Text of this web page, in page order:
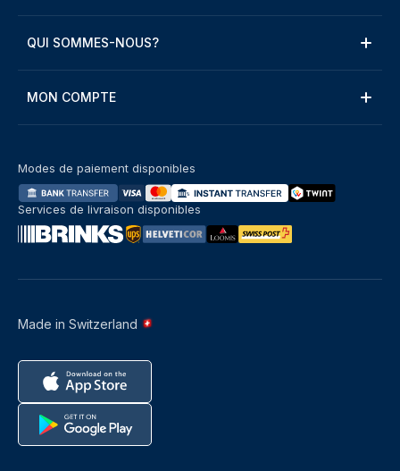
QUI SOMMES-NOUS?
MON COMPTE
Made in Switzerland
Modes de paiement disponibles
Services de livraison disponibles